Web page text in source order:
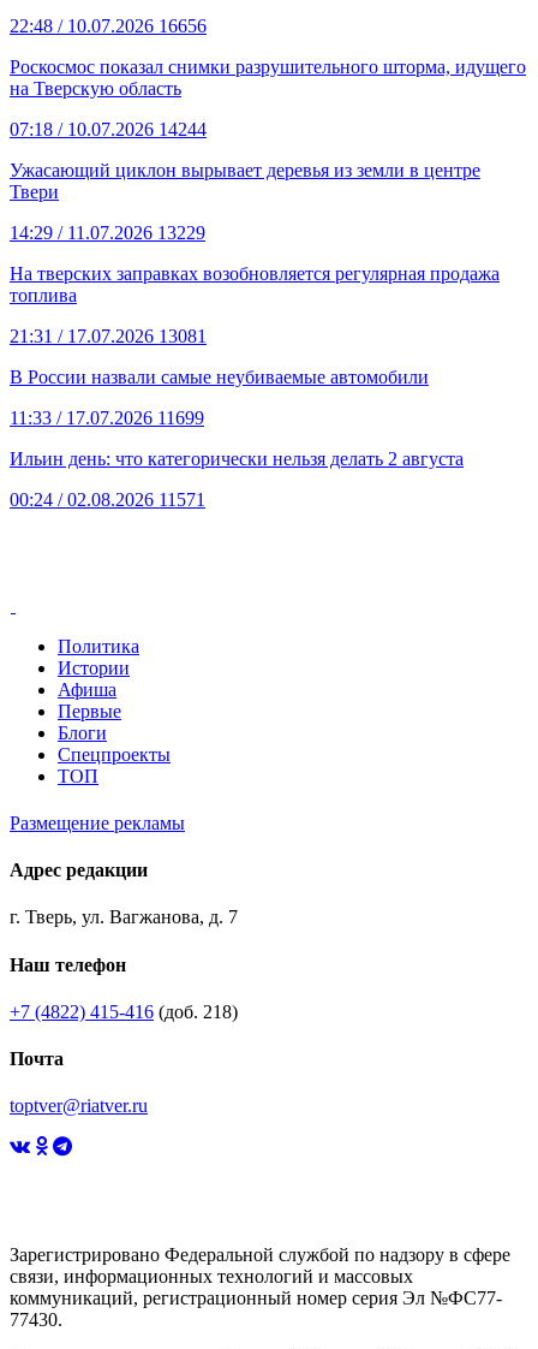
22:48 / 10.07.2026 16656
Роскосмос показал снимки разрушительного шторма, идущего
на Тверскую область
07:18 / 10.07.2026 14244
Ужасающий циклон вырывает деревья из земли в центре
Твери
14:29 / 11.07.2026 13229
На тверских заправках возобновляется регулярная продажа
топлива
21:31 / 17.07.2026 13081
В России назвали самые неубиваемые автомобили
11:33 / 17.07.2026 11699
Ильин день: что категорически нельзя делать 2 августа
00:24 / 02.08.2026 11571
Политика
Истории
Афиша
Первые
Блоги
Спецпроекты
ТОП
Размещение рекламы
Адрес редакции
г. Тверь, ул. Вагжанова, д. 7
Наш телефон
+7 (4822) 415-416 (доб. 218)
Почта
toptver@riatver.ru
Зарегистрировано Федеральной службой по надзору в сфере
связи, информационных технологий и массовых
коммуникаций, регистрационный номер серия Эл №ФС77-
77430.